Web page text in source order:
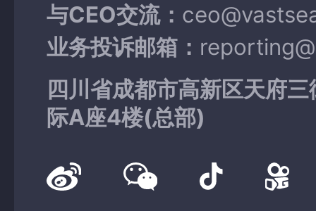
与CEO交流：
业务投诉邮箱：
四川省成都市高新区天府
际A座4楼(总部)